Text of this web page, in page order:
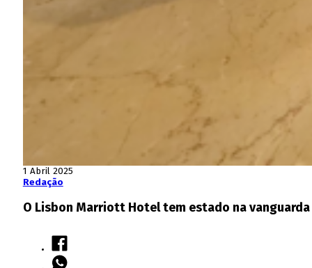
1 Abril 2025
Redação
O Lisbon Marriott Hotel tem estado na